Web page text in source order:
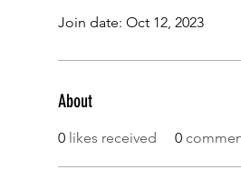
Join date: Oct 12, 2023
About
0 likes received 0